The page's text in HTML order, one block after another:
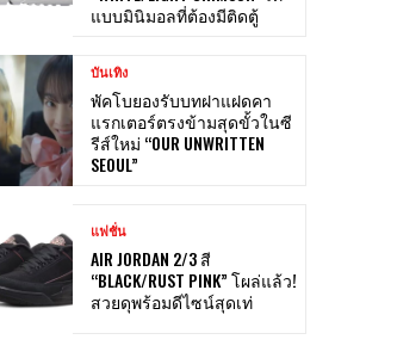
แบบมินิมอลที่ต้องมีติดตู้
บันเทิง
พัคโบยองรับบทฝาแฝดคา
แรกเตอร์ตรงข้ามสุดขั้วในซี
รีส์ใหม่ “OUR UNWRITTEN
SEOUL”
แฟชั่น
AIR JORDAN 2/3 สี
“BLACK/RUST PINK” โผล่แล้ว!
สวยดุพร้อมดีไซน์สุดเท่